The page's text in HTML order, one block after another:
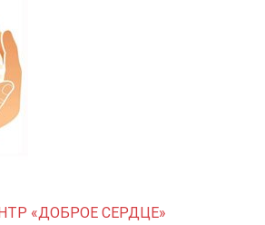
«ДОБРОЕ СЕРДЦЕ»